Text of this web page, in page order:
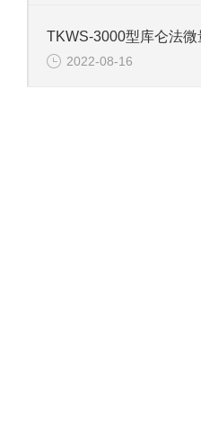
2022-08-16